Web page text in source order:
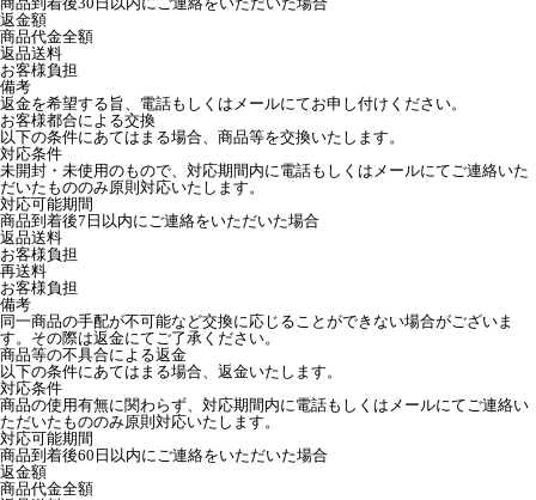
返金額
商品代金全額
返品送料
お客様負担
備考
返金を希望する旨、電話もしくはメールにてお申し付けください。
お客様都合による交換
以下の条件にあてはまる場合、商品等を交換いたします。
対応条件
未開封・未使用のもので、対応期間内に電話もしくはメールにてご連絡いた
だいたもののみ原則対応いたします。
対応可能期間
商品到着後7日以内にご連絡をいただいた場合
返品送料
お客様負担
再送料
お客様負担
備考
同一商品の手配が不可能など交換に応じることができない場合がございま
す。その際は返金にてご了承ください。
商品等の不具合による返金
以下の条件にあてはまる場合、返金いたします。
対応条件
商品の使用有無に関わらず、対応期間内に電話もしくはメールにてご連絡い
ただいたもののみ原則対応いたします。
対応可能期間
商品到着後60日以内にご連絡をいただいた場合
返金額
商品代金全額